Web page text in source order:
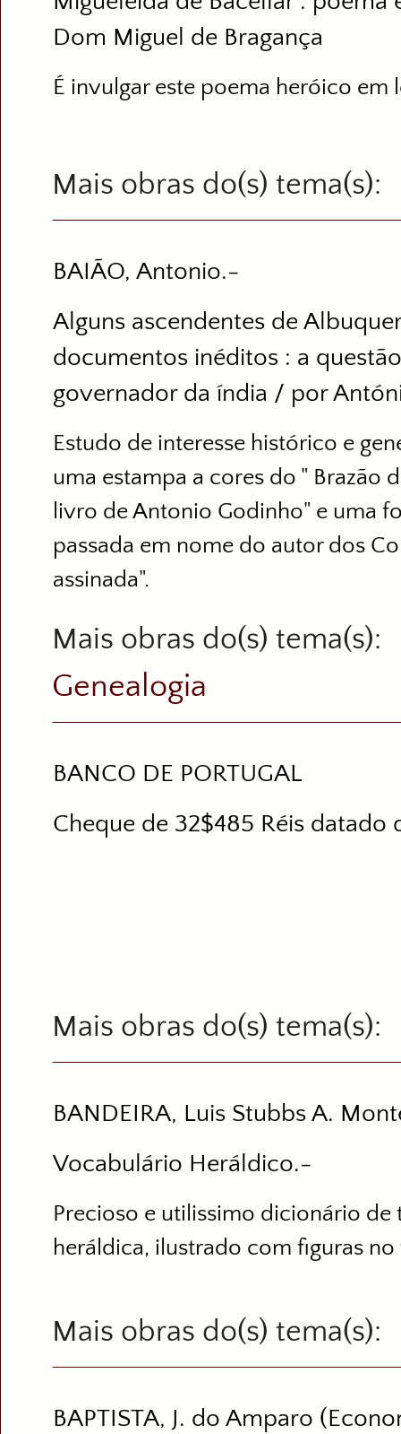
Dom Miguel de Bragança
É invulgar este poema heróico em
Mais obras do(s)
BAIÃO, Antonio.-
Alguns ascendentes de
documentos inéditos : a
governador da índia / por
Estudo de interesse histórico e
uma estampa a cores do " Brazão
livro de Antonio Godinho" e uma
passada em nome do autor dos
assinada".
Mais obras do(s)
Genealogia
BANCO DE PORTUGAL
Cheque de 32$485 Réis datado
Mais obras do(s)
BANDEIRA, Luis Stubbs A.
Vocabulário Heráldico.-
Precioso e utilissimo dicionário de
heráldica, ilustrado com figuras
Mais obras do(s)
BAPTISTA, J. do Amparo